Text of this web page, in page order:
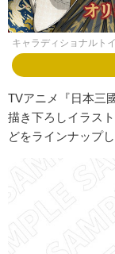
キャラディショナルト
TVアニメ『日本三
描き下ろしイラス
どをラインナップ